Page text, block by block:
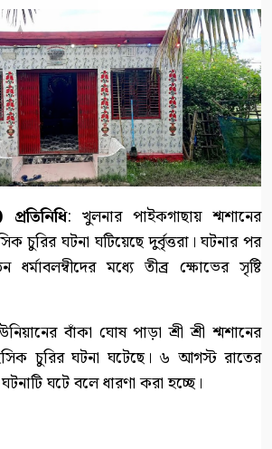
: খুলনার পাইকগাছায় শ্মশানের
চুরির ঘটনা ঘটিয়েছে দুর্বৃত্তরা। ঘটনার পর
ধর্মাবলম্বীদের মধ্যে তীব্র ক্ষোভের সৃষ্টি
বাঁকা ঘোষ পাড়া শ্রী শ্রী শ্মশানের
চুরির ঘটনা ঘটেছে। ৬ আগস্ট রাতের
ঘটে বলে ধারণা করা হচ্ছে।